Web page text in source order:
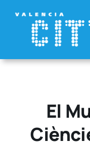
contenido
El